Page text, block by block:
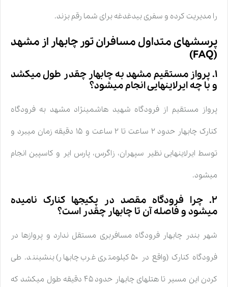
را مدیریت کرده و سفری بیدغدغه برای شما رقم بزند.
پرسشهای متداول مسافران تور چابهار از مشهد
(FAQ)
۱. پرواز مستقیم مشهد به چابهار چقدر طول میکشد
و با چه ایرلاینهایی انجام میشود؟
پرواز مستقیم از فرودگاه شهید هاشمینژاد مشهد به فرودگاه
کنارک چابهار حدود ۲ ساعت تا ۲ ساعت و ۱۵ دقیقه زمان میبرد و
توسط ایرلاینهایی نظیر سپهران، زاگرس، پارس ایر و کاسپین انجام
میشود.
۲. چرا فرودگاه مقصد در پکیجها کنارک نامیده
میشود و فاصله آن تا چابهار چقدر است؟
شهر بندر چابهار فرودگاه مسافربری مستقل ندارد و پروازها در
فرودگاه کنارک (واقع در ۵۰ کیلومتری غرب چابهار) بنشینند. طی
کردن این مسیر تا هتلهای چابهار حدود ۴۵ دقیقه طول میکشد که